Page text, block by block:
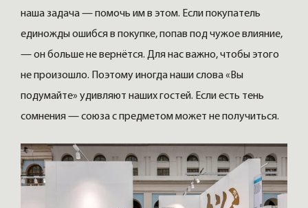
наша задача — помочь им в этом. Если покупатель
единожды ошибся в покупке, попав под чужое влияние,
— он больше не вернётся. Для нас важно, чтобы этого
не произошло. Поэтому иногда наши слова «Вы
подумайте» удивляют наших гостей. Если есть тень
сомнения — союза с предметом может не получиться.